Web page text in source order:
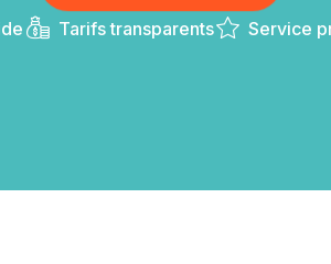
Tarifs transparents Service